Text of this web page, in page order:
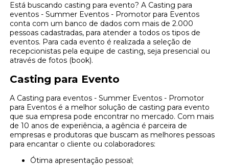
Está buscando casting para evento? A Casting para
eventos - Summer Eventos - Promotor para Eventos
conta com um banco de dados com mais de 2.000
pessoas cadastradas, para atender a todos os tipos de
eventos. Para cada evento é realizada a seleção de
recepcionistas pela equipe de casting, seja presencial ou
através de fotos (book).
Casting para Evento
A Casting para eventos - Summer Eventos - Promotor
para Eventos é a melhor solução de casting para evento
que sua empresa pode encontrar no mercado. Com mais
de 10 anos de experiência, a agência é parceira de
empresas e produtoras que buscam as melhores pessoas
para encantar o cliente ou colaboradores:
Ótima apresentação pessoal;